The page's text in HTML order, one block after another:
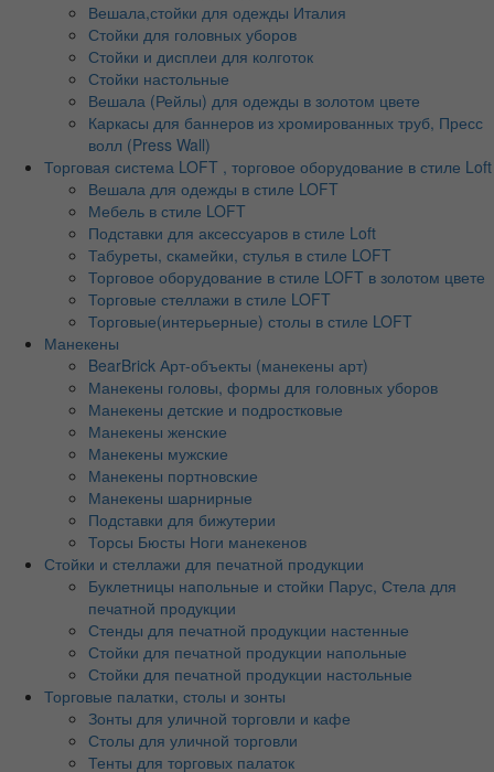
Вешала,стойки для одежды Италия
Стойки для головных уборов
Стойки и дисплеи для колготок
Стойки настольные
Вешала (Рейлы) для одежды в золотом цвете
Каркасы для баннеров из хромированных труб, Пресс
волл (Press Wall)
Торговая система LOFT , торговое оборудование в стиле Loft
Вешала для одежды в стиле LOFT
Мебель в стиле LOFT
Подставки для аксессуаров в стиле Loft
Табуреты, скамейки, стулья в стиле LOFT
Торговое оборудование в стиле LOFT в золотом цвете
Торговые стеллажи в стиле LOFT
Торговые(интерьерные) столы в стиле LOFT
Манекены
BearBrick Арт-объекты (манекены арт)
Манекены головы, формы для головных уборов
Манекены детские и подростковые
Манекены женские
Манекены мужские
Манекены портновские
Манекены шарнирные
Подставки для бижутерии
Торсы Бюсты Ноги манекенов
Стойки и стеллажи для печатной продукции
Буклетницы напольные и стойки Парус, Стела для
печатной продукции
Стенды для печатной продукции настенные
Стойки для печатной продукции напольные
Стойки для печатной продукции настольные
Торговые палатки, столы и зонты
Зонты для уличной торговли и кафе
Столы для уличной торговли
Тенты для торговых палаток